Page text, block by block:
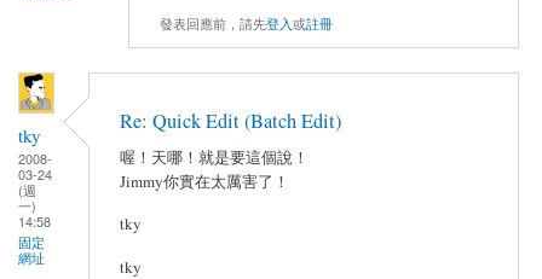
發表回應前，請先登入或註冊
tky
2008-
03-24
(週
一)
14:58
固定
網址
Re: Quick Edit (Batch Edit)
喔！天哪！就是要這個說！
Jimmy你實在太厲害了！
tky
tky